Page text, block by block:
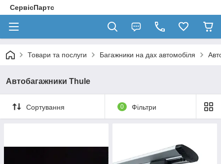
СервісПартс
Товари та послуги Багажники на дах автомобіля
Автобагажники Thule
Сортування 0 Фільтри